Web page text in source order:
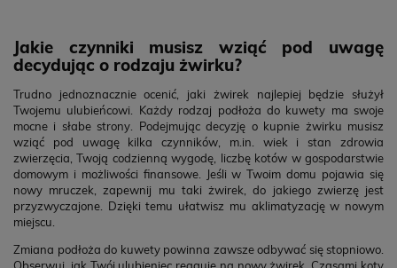
Jakie czynniki musisz wziąć pod uwagę
decydując o rodzaju żwirku?
Trudno jednoznacznie ocenić, jaki żwirek najlepiej będzie służył
Twojemu ulubieńcowi. Każdy rodzaj podłoża do kuwety ma swoje
mocne i słabe strony. Podejmując decyzję o kupnie żwirku musisz
wziąć pod uwagę kilka czynników, m.in. wiek i stan zdrowia
zwierzęcia, Twoją codzienną wygodę, liczbę kotów w gospodarstwie
domowym i możliwości finansowe. Jeśli w Twoim domu pojawia się
nowy mruczek, zapewnij mu taki żwirek, do jakiego zwierzę jest
przyzwyczajone. Dzięki temu ułatwisz mu aklimatyzację w nowym
miejscu.
Zmiana podłoża do kuwety powinna zawsze odbywać się stopniowo.
Obserwuj, jak Twój ulubieniec reaguje na nowy żwirek. Czasami koty